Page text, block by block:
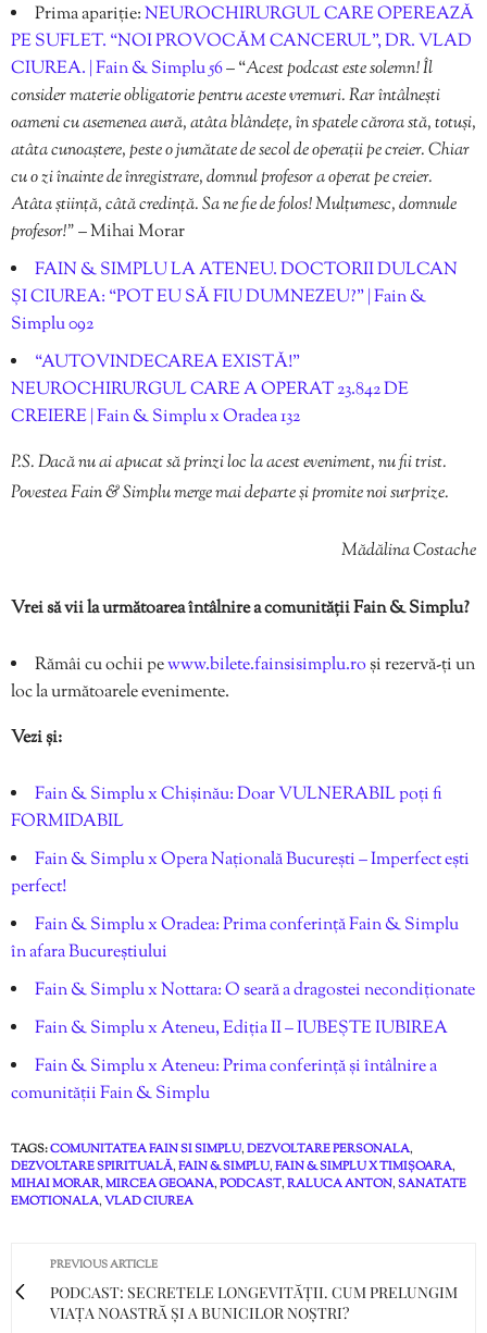
Prima apariție:NEUROCHIRURGUL CARE OPEREAZĂ
PE SUFLET. “NOI PROVOCĂM CANCERUL”, DR. VLAD
CIUREA. | Fain & Simplu 56– “Acest podcast este solemn! Îl
consider materie obligatorie pentru aceste vremuri. Rar întâlnești
oameni cu asemenea aură, atâta blândețe, în spatele cărora stă, totuși,
atâta cunoaștere, peste o jumătate de secol de operații pe creier. Chiar
cu o zi înainte de înregistrare, domnul profesor a operat pe creier.
Atâta știință, câtă credință. Sa ne fie de folos! Mulțumesc, domnule
profesor!”– Mihai Morar
FAIN & SIMPLU LA ATENEU. DOCTORII DULCAN
ȘI CIUREA: “POT EU SĂ FIU DUMNEZEU?” | Fain &
Simplu 092
“AUTOVINDECAREA EXISTĂ!”
NEUROCHIRURGUL CARE A OPERAT 23.842 DE
CREIERE | Fain & Simplu x Oradea 132
P.S. Dacă nu ai apucat să prinzi loc la acest eveniment, nu fii trist.
Povestea Fain & Simplu merge mai departe și promite noi surprize.
Mădălina Costache
Vrei să vii la următoarea întâlnire a comunității Fain & Simplu?
Rămâi cu ochii pewww.bilete.fainsisimplu.roși rezervă-ți un
loc la următoarele evenimente.
Vezi și:
Fain & Simplu x Chișinău: Doar VULNERABIL poți fi
FORMIDABIL
Fain & Simplu x Opera Națională București – Imperfect ești
perfect!
Fain & Simplu x Oradea: Prima conferință Fain & Simplu
în afara Bucureștiului
Fain & Simplu x Nottara: O seară a dragostei necondiționate
Fain & Simplu x Ateneu, Ediția II – IUBEȘTE IUBIREA
Fain & Simplu x Ateneu: Prima conferință și întâlnire a
comunității Fain & Simplu
TAGS:COMUNITATEA FAIN SI SIMPLU,DEZVOLTARE PERSONALA,
DEZVOLTARE SPIRITUALĂ,FAIN & SIMPLU,FAIN & SIMPLU X TIMIȘOARA,
MIHAI MORAR,MIRCEA GEOANA,PODCAST,RALUCA ANTON,SANATATE
EMOTIONALA,VLAD CIUREA
PREVIOUS ARTICLE
PODCAST: SECRETELE LONGEVITĂȚII. CUM PRELUNGIM
VIAȚA NOASTRĂ ȘI A BUNICILOR NOȘTRI?